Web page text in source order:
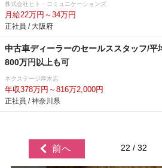
株式会社ヒト・コミュニケーションズ
月給22万円～34万円
正社員 / 大阪府
中古車ディーラーのセールススタッフ/平
800万円以上も可
ネクステージ厚木店
年収378万円～816万2,000円
正社員 / 神奈川県
前へ 22 / 32